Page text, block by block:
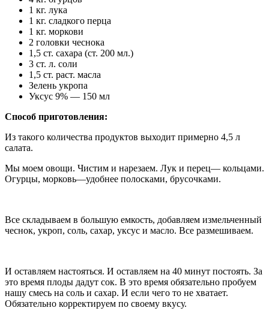
1 кг. лука
1 кг. сладкого перца
1 кг. моркови
2 головки чеснока
1,5 ст. сахара (ст. 200 мл.)
3 ст. л. соли
1,5 ст. раст. масла
Зелень укропа
Уксус 9% — 150 мл
Способ приготовления:
Из такого количества продуктов выходит примерно 4,5 л
салата.
Мы моем овощи. Чистим и нарезаем. Лук и перец— кольцами.
Огурцы, морковь—удобнее полосками, брусочками.
Все складываем в большую емкость, добавляем измельченный
чеснок, укроп, соль, сахар, уксус и масло. Все размешиваем.
И оставляем настояться. И оставляем на 40 минут постоять. За
это время плоды дадут сок. В это время обязательно пробуем
нашу смесь на соль и сахар. И если чего то не хватает.
Обязательно корректируем по своему вкусу.